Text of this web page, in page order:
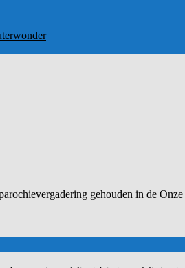
gehouden in de